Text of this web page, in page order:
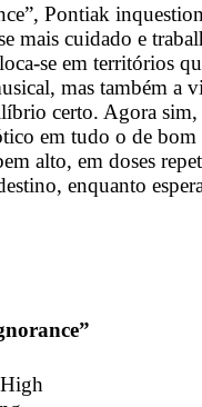
Pontiak
mais cuidado e
se em territórios
mas também a
certo. Agora
em tudo o de bom
alto, em doses
enquanto